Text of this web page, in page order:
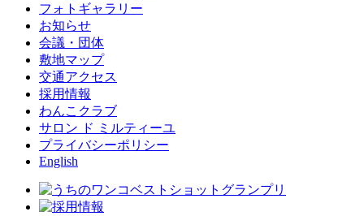
フォトギャラリー
お知らせ
会議・団体
敷地マップ
交通アクセス
採用情報
わんこクラブ
サロン ド ミルティーユ
プライバシーポリシー
English